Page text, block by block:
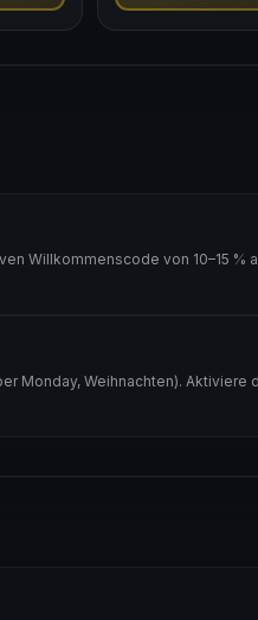
Willkommenscode von 10–15 %
Monday, Weihnachten). Aktiviere